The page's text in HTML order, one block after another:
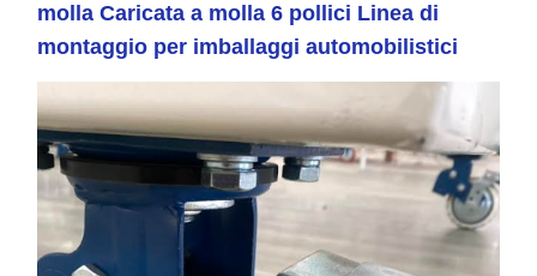
molla Caricata a molla 6 pollici Linea di
montaggio per imballaggi automobilistici